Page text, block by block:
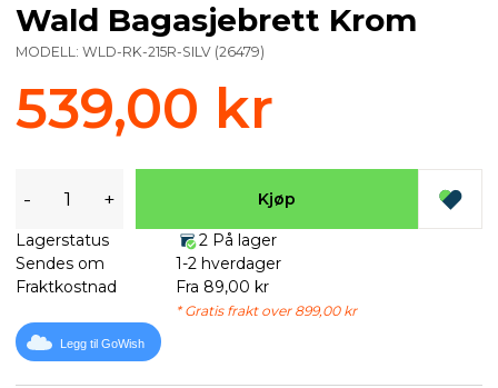
Wald Bagasjebrett Krom
MODELL: WLD-RK-215R-SILV (26479)
539,00 kr
- + Kjøp
Lagerstatus
2 På lager
Sendes om
1-2 hverdager
Fraktkostnad
Fra 89,00 kr
* Gratis frakt over 899,00 kr
Legg til GoWish